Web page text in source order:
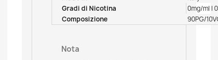
Gradi di Nicotina
0mg/ml |
Composizione
90PG/
Nota